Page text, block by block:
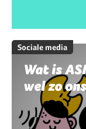
Sociale media
Wat is
wel zo